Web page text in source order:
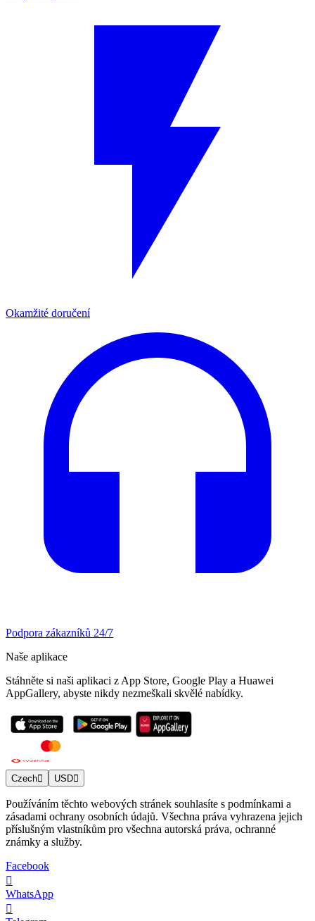
Okamžité doručení
Podpora zákazníků 24/7
Naše aplikace
Stáhněte si naši aplikaci z App Store, Google Play a Huawei
AppGallery, abyste nikdy nezmeškali skvělé nabídky.
Czech USD
Používáním těchto webových stránek souhlasíte s podmínkami a
zásadami ochrany osobních údajů. Všechna práva vyhrazena jejich
příslušným vlastníkům pro všechna autorská práva, ochranné
známky a služby.
Facebook
WhatsApp